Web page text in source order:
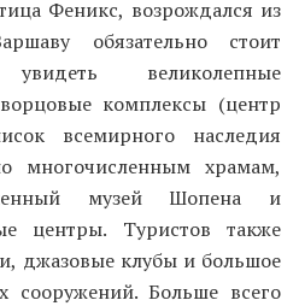
Феникс, возрождался из
обязательно стоит
великолепные
комплексы (центр
всемирного наследия
многочисленным храмам,
музей Шопена и
центры. Туристов также
джазовые клубы и большое
сооружений. Больше всего